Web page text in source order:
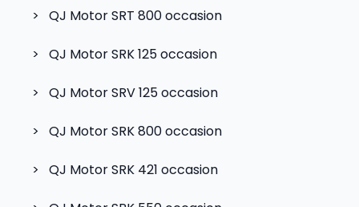
> QJ Motor SRT 800occasion
> QJ Motor SRK 125occasion
> QJ Motor SRV 125occasion
> QJ Motor SRK 800occasion
> QJ Motor SRK 421 occasion